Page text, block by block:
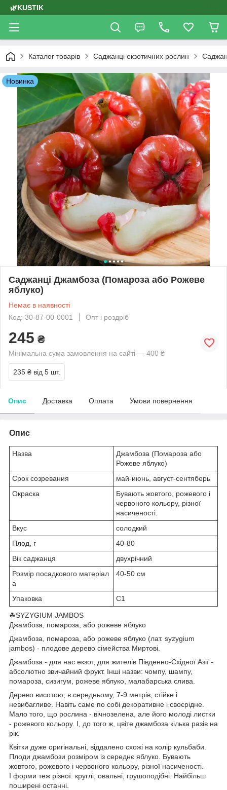
🌿KUSTIK
Каталог товарів Саджанці екзотичних рослин
Новинка
Саджанці Джамбоза (Помароза або Рожеве
яблуко)
Немає в наявності
Код: 30-87-00-0001
Опт і роздріб
245 ₴
Мінімальна сума замовлення на сайті — 400 ₴
235 ₴ від 5 шт.
Опис Доставка Оплата Умови повернення
Опис
Назва
Джамбоза (Помароза або
Рожеве яблуко)
Срок созревания
май-июнь, август-сентяберь
Окраска
Бувають жовтого, рожевого і
червоного кольору, різної
насиченості.
Вкус
солодкий
Плод, г
40-80
Вік саджанця
двухрічний
Розмір посадкового матеріал
а
40-50 см
Упаковка С1
☘SYZYGIUM JAMBOS
Джамбоза, помароза, або рожеве яблуко
Джамбоза, помароза, або рожеве яблуко (лат. syzygium
jambos) - плодове дерево сімейства Миртові.
Джамбоза - для нас екзот, для жителів Південно-Східної Азії -
абсолютно звичайний фрукт. Інші назви: чомпу, шампу,
помароза, сизигум, рожеве яблуко, малабарська слива.
Дерево висотою, в середньому, 7-9 метрів, стійке і
невибагливе. Навіть саме по собі декоративне і своєрідне.
Мало того, що рослина - вічнозелена, але його молоді листки
- рожевого кольору. І, до того ж, цвіте джамбоза кілька разів на
рік.
Квітки дуже оригінальні, віддалено схожі на колір кульбаби.
Плоди джамбози розміром із середнє яблуко. Бувають
жовтого, рожевого і червоного кольору, різної насиченості.
І форми теж різної: круглі, овальні, грушоподібні. Найбільш
поширені останні.